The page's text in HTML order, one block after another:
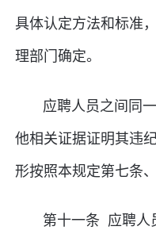
具体认定方法和标准
理部门确定。
应聘人员之间同
他相关证据证明其违
形按照本规定第七条
第十一条 应聘人